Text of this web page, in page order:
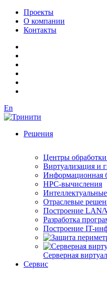
Проекты
О компании
Контакты
En
Решения
Центры
Виртуализация и
Информационная
HPC-вычисления
Отраслевые
Построение LAN/
Разработка
Построение IT-
Серверная
Сервис